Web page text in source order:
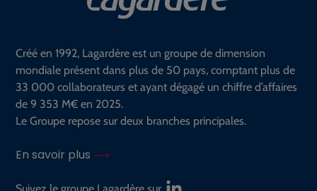
Créé en 1992, Lagardère est un groupe de dimension
mondiale présent dans plus de 50 pays, comptant plus de
33 000 collaborateurs et ayant dégagé un chiffre d’affaires
de 9 353 M€ en 2025.
Le Groupe repose sur deux branches principales.
En savoir plus